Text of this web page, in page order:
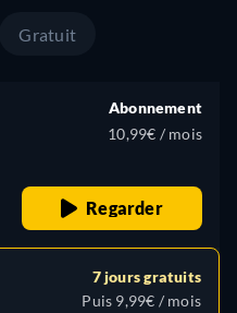
Gratuit
Abonnement
10,99€ / mois
Regarder
7 jours gratuits
Puis 9,99€ / mois